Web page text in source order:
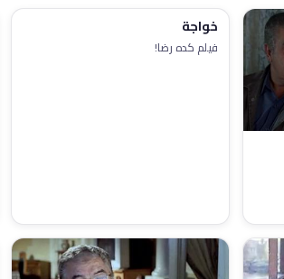
خواجة
فيلم كده رضا!